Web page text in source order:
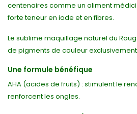
centenaires comme un aliment
forte teneur en iode et en fibres.
Le sublime maquillage naturel du
de pigments de couleur
Une formule bénéfique
AHA (acides de fruits) : stimulent le
renforcent les ongles.